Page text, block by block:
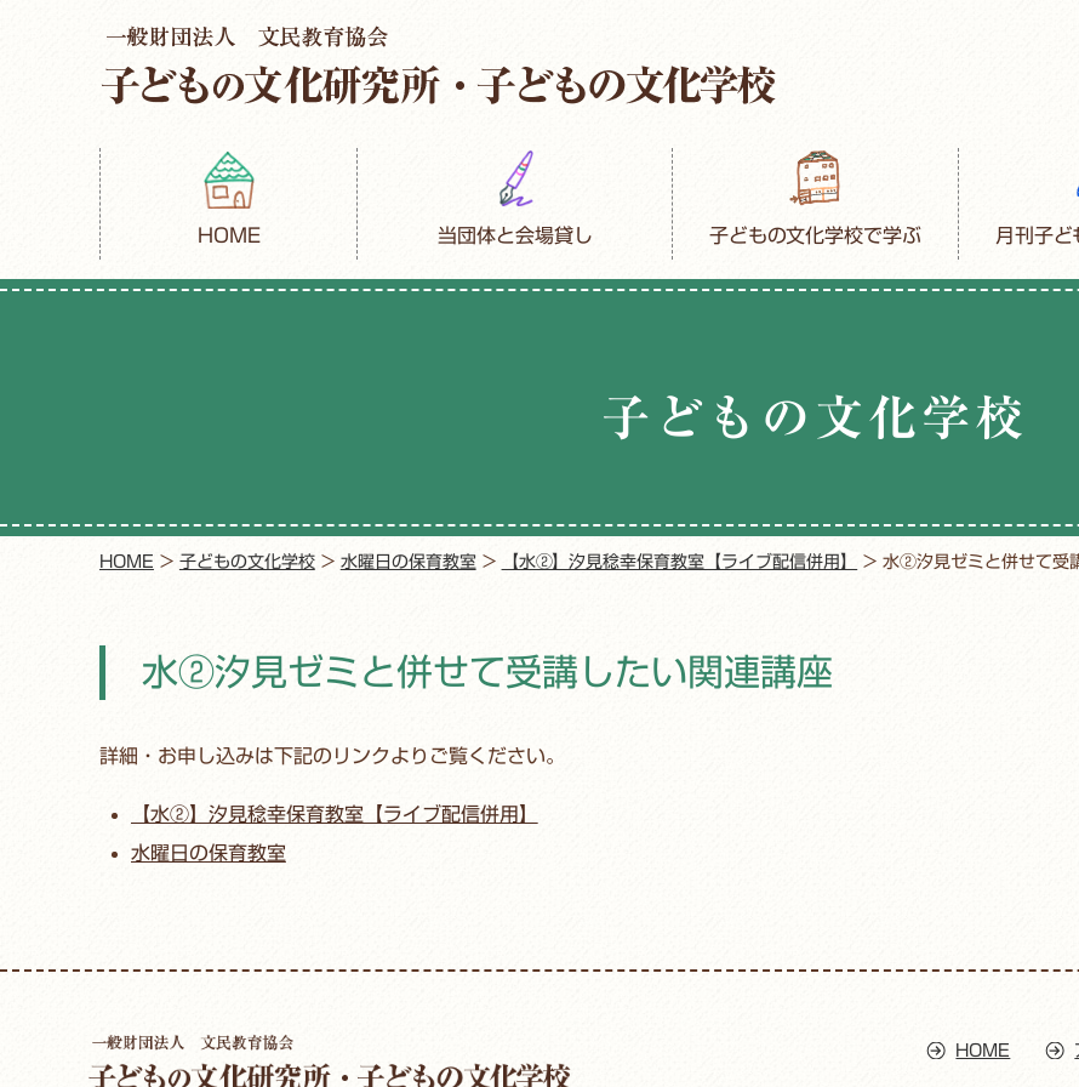
HOME 当団体と会場貸し 子どもの文化学校で学ぶ 月刊子ど
子どもの文化学校
HOME > 子どもの文化学校> 水曜日の保育教室> 【水②】汐見稔幸保育教室【ライブ配信併用】 >水②汐見ゼミと併せて受
水②汐見ゼミと併せて受講したい関連講座
詳細・お申し込みは下記のリンクよりご覧ください。
【水②】汐見稔幸保育教室【ライブ配信併用】
水曜日の保育教室
HOME